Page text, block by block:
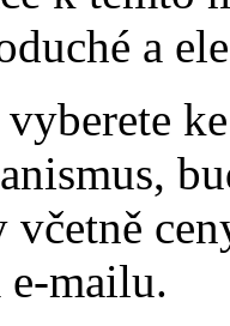
a
včetně
mailu.